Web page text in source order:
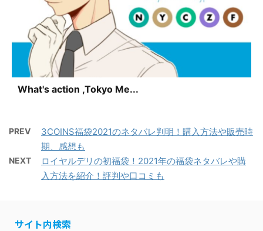
What's action ,Tokyo Me...
PREV
3COINS福袋2021のネタバレ判明！購入方法や販売時
期、感想も
NEXT
ロイヤルデリの初福袋！2021年の福袋ネタバレや購
入方法を紹介！評判や口コミも
サイト内検索